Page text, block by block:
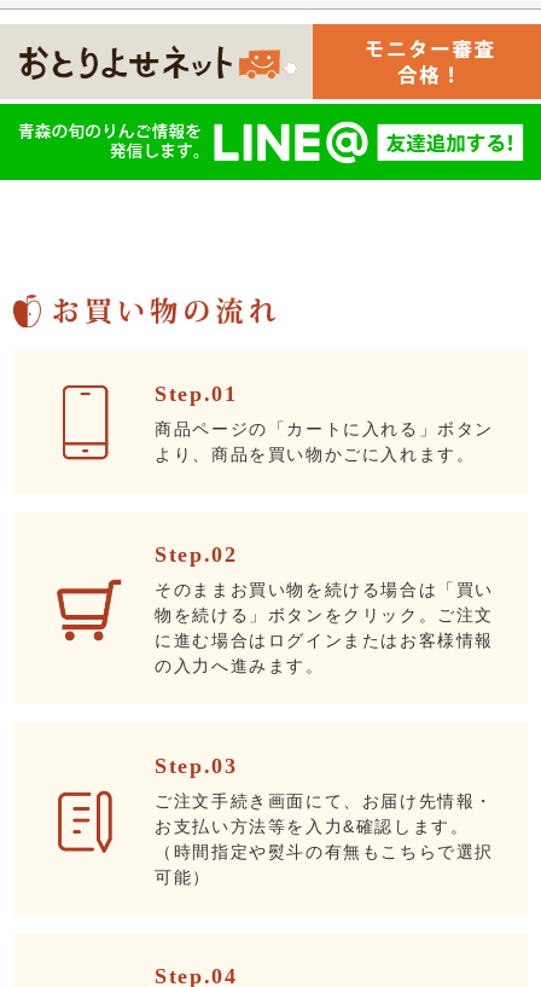
Step.01
商品ページの「カートに入れる」ボタン
より、商品を買い物かごに入れます。
Step.02
そのままお買い物を続ける場合は「買い
物を続ける」ボタンをクリック。ご注文
に進む場合はログインまたはお客様情報
の入力へ進みます。
Step.03
ご注文手続き画面にて、お届け先情報・
お支払い方法等を入力&確認します。
（時間指定や熨斗の有無もこちらで選択
可能）
Step.04